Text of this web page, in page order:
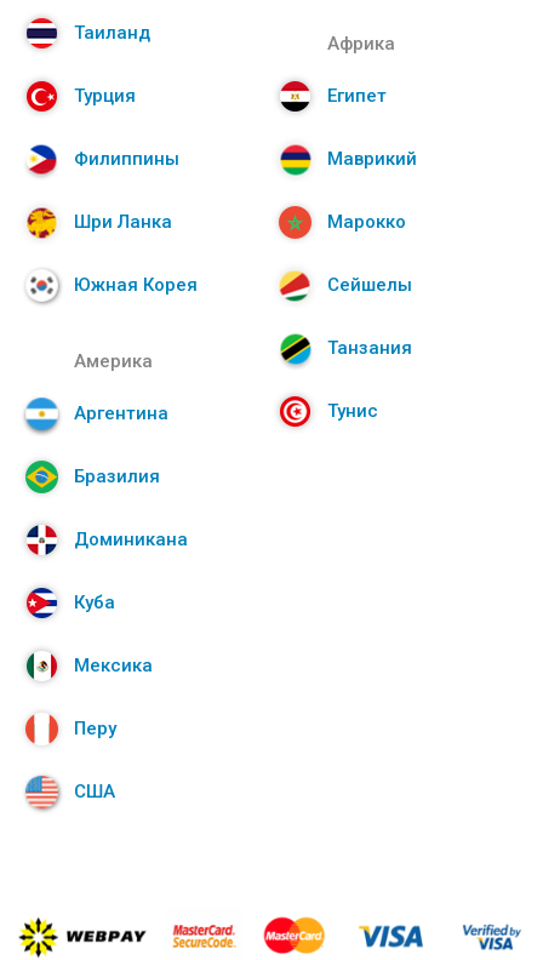
Таиланд
Турция
Филиппины
Шри Ланка
Южная Корея
Африка
Египет
Маврикий
Марокко
Сейшелы
Танзания
Тунис
Америка
Аргентина
Бразилия
Доминикана
Куба
Мексика
Перу
США